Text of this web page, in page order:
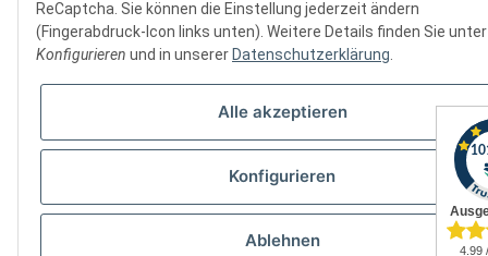
ReCaptcha. Sie können die Einstellung jederzeit ändern
(Fingerabdruck-Icon links unten). Weitere Details finden Sie unter
Konfigurieren und in unserer Datenschutzerklärung.
Alle akzeptieren
Konfigurieren
Ablehnen